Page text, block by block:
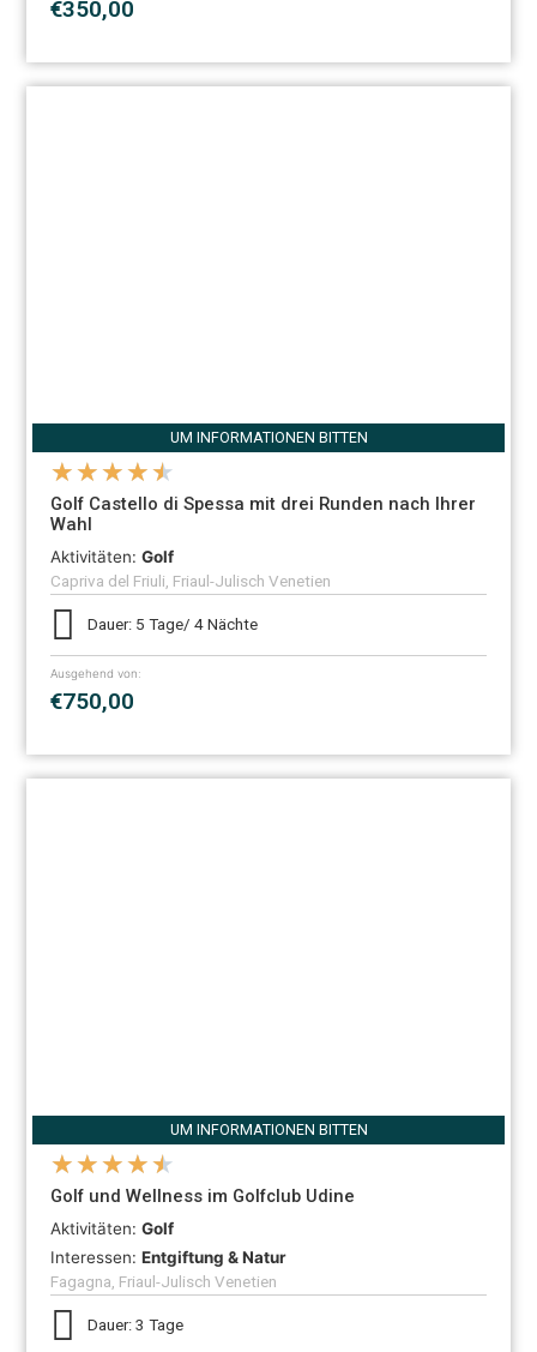
€350,00
UM INFORMATIONEN BITTEN
★★★★★
Golf Castello di Spessa mit drei Runden nach Ihrer
Wahl
Aktivitäten:Golf
Capriva del Friuli, Friaul-Julisch Venetien
Dauer: 5 Tage/ 4 Nächte
Ausgehend von:
€750,00
UM INFORMATIONEN BITTEN
★★★★★
Golf und Wellness im Golfclub Udine
Aktivitäten:Golf
Interessen:Entgiftung & Natur
Fagagna, Friaul-Julisch Venetien
Dauer: 3 Tage